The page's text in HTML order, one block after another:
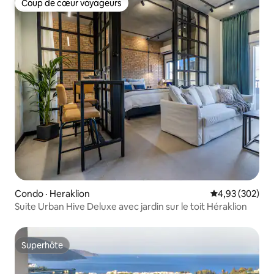
Coup de cœur voyageurs
Coup de cœur voyageurs
Condo · Heraklion Note
4,93 (302)
Suite Urban Hive Deluxe avec jardin sur le toit Héraklion
Superhôte
Superhôte